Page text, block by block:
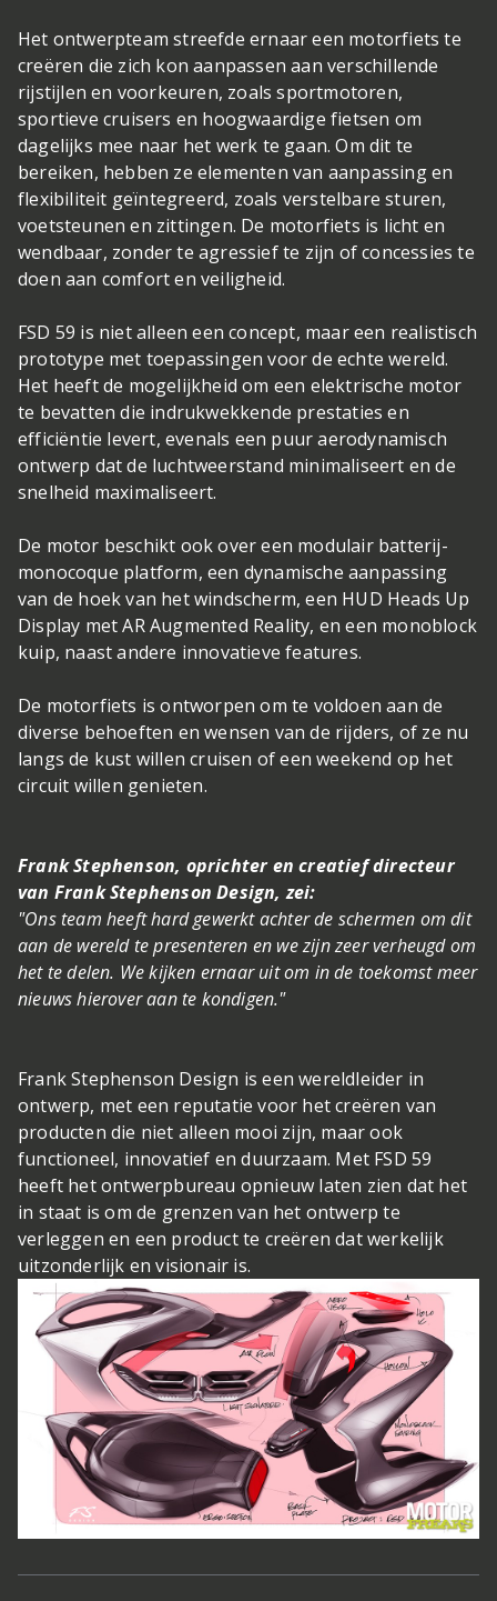
Het ontwerpteam streefde ernaar een motorfiets te
creëren die zich kon aanpassen aan verschillende
rijstijlen en voorkeuren, zoals sportmotoren,
sportieve cruisers en hoogwaardige fietsen om
dagelijks mee naar het werk te gaan. Om dit te
bereiken, hebben ze elementen van aanpassing en
flexibiliteit geïntegreerd, zoals verstelbare sturen,
voetsteunen en zittingen. De motorfiets is licht en
wendbaar, zonder te agressief te zijn of concessies te
doen aan comfort en veiligheid.
FSD 59 is niet alleen een concept, maar een realistisch
prototype met toepassingen voor de echte wereld.
Het heeft de mogelijkheid om een elektrische motor
te bevatten die indrukwekkende prestaties en
efficiëntie levert, evenals een puur aerodynamisch
ontwerp dat de luchtweerstand minimaliseert en de
snelheid maximaliseert.
De motor beschikt ook over een modulair batterij-
monocoque platform, een dynamische aanpassing
van de hoek van het windscherm, een HUD Heads Up
Display met AR Augmented Reality, en een monoblock
kuip, naast andere innovatieve features.
De motorfiets is ontworpen om te voldoen aan de
diverse behoeften en wensen van de rijders, of ze nu
langs de kust willen cruisen of een weekend op het
circuit willen genieten.
Frank Stephenson, oprichter en creatief directeur
van Frank Stephenson Design, zei:
"Ons team heeft hard gewerkt achter de schermen om dit
aan de wereld te presenteren en we zijn zeer verheugd om
het te delen. We kijken ernaar uit om in de toekomst meer
nieuws hierover aan te kondigen."
Frank Stephenson Design is een wereldleider in
ontwerp, met een reputatie voor het creëren van
producten die niet alleen mooi zijn, maar ook
functioneel, innovatief en duurzaam. Met FSD 59
heeft het ontwerpbureau opnieuw laten zien dat het
in staat is om de grenzen van het ontwerp te
verleggen en een product te creëren dat werkelijk
uitzonderlijk en visionair is.